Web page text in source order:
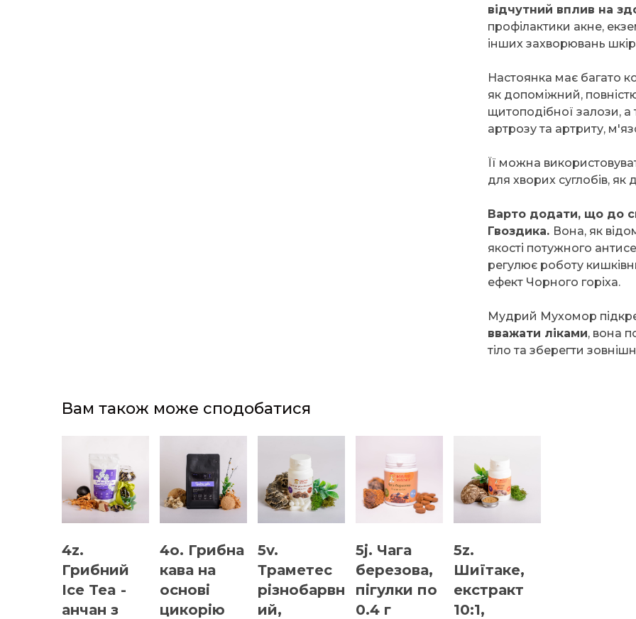
відчутний вплив на
профілактики акне,
інших захворювань
Настоянка має багато
як допоміжний,
щитоподібної залози, а
артрозу та артриту,
Її можна
для хворих суглобів, як
Варто додати, що до
Гвоздика. Вона, як
якості потужного
регулює роботу
ефект Чорного горіха.
Мудрий Мухомор
вважати ліками, вона
тіло та зберегти
Вам також може сподобатися
4z.
Грибний
Ice Tea -
анчан з
4o. Грибна
кава на
основі
цикорію
5v.
Траметес
різнобарвн
ий,
5j. Чага
березова,
пігулки по
0.4 г
5z.
Шиїтаке,
екстракт
10:1,